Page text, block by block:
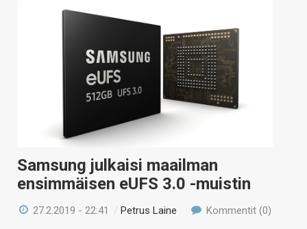
HAKU
Samsung julkaisi maailman
ensimmäisen eUFS 3.0 -muistin
27.2.2019 - 22:41 /Petrus Laine Kommentit (0)